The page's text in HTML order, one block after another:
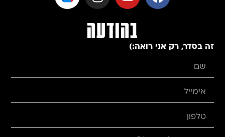
בהודעה
זה בסדר, רק אני רואה:)